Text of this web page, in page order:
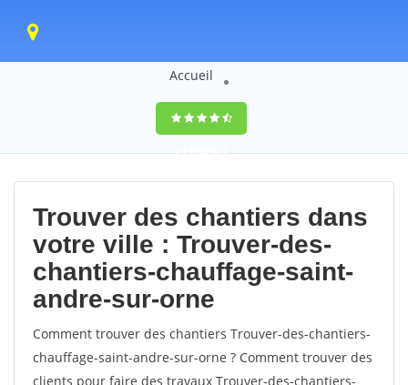
Accueil
9,5(100%)0
votes
Trouver des chantiers dans
votre ville : Trouver-des-
chantiers-chauffage-saint-
andre-sur-orne
Comment trouver des chantiers Trouver-des-chantiers-
chauffage-saint-andre-sur-orne ? Comment trouver des
clients pour faire des travaux Trouver-des-chantiers-